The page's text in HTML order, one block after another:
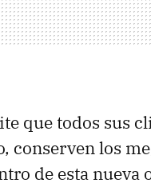
que todos sus
conserven los
de esta nueva